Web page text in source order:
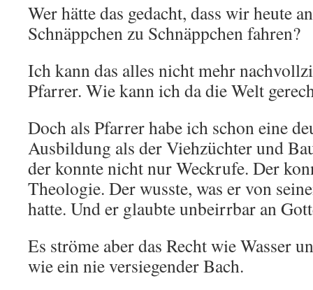
Wer hätte das gedacht, dass wir heute
Schnäppchen zu Schnäppchen fahren?
Ich kann das alles nicht mehr
Pfarrer. Wie kann ich da die Welt
Doch als Pfarrer habe ich schon eine
Ausbildung als der Viehzüchter und
der konnte nicht nur Weckrufe. Der
Theologie. Der wusste, was er von
hatte. Und er glaubte unbeirrbar an
Es ströme aber das Recht wie Wasser
wie ein nie versiegender Bach.